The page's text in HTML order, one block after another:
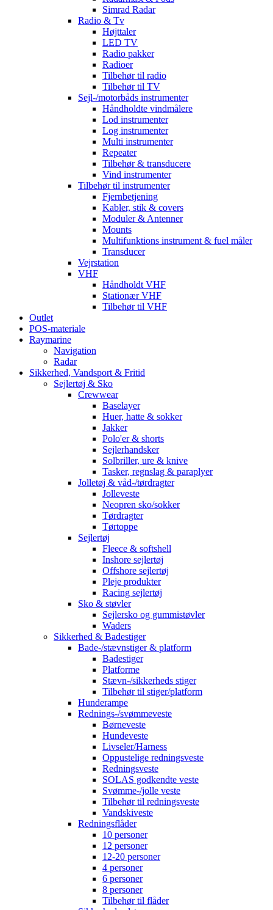
Simrad Radar
Radio & Tv
Højttaler
LED TV
Radio pakker
Radioer
Tilbehør til radio
Tilbehør til TV
Sejl-/motorbåds instrumenter
Håndholdte vindmålere
Lod instrumenter
Log instrumenter
Multi instrumenter
Repeater
Tilbehør & transducere
Vind instrumenter
Tilbehør til instrumenter
Fjernbetjening
Kabler, stik & covers
Moduler & Antenner
Mounts
Multifunktions instrument & fuel måler
Transducer
Vejrstation
VHF
Håndholdt VHF
Stationær VHF
Tilbehør til VHF
Outlet
POS-materiale
Raymarine
Navigation
Radar
Sikkerhed, Vandsport & Fritid
Sejlertøj & Sko
Crewwear
Baselayer
Huer, hatte & sokker
Jakker
Polo'er & shorts
Sejlerhandsker
Solbriller, ure & knive
Tasker, regnslag & paraplyer
Jolletøj & våd-/tørdragter
Jolleveste
Neopren sko/sokker
Tørdragter
Tørtoppe
Sejlertøj
Fleece & softshell
Inshore sejlertøj
Offshore sejlertøj
Pleje produkter
Racing sejlertøj
Sko & støvler
Sejlersko og gummistøvler
Waders
Sikkerhed & Badestiger
Bade-/stævnstiger & platform
Badestiger
Platforme
Stævn-/sikkerheds stiger
Tilbehør til stiger/platform
Hunderampe
Rednings-/svømmeveste
Børneveste
Hundeveste
Livseler/Harness
Oppustelige redningsveste
Redningsveste
SOLAS godkendte veste
Svømme-/jolle veste
Tilbehør til redningsveste
Vandskiveste
Redningsflåder
10 personer
12 personer
12-20 personer
4 personer
6 personer
8 personer
Tilbehør til flåder